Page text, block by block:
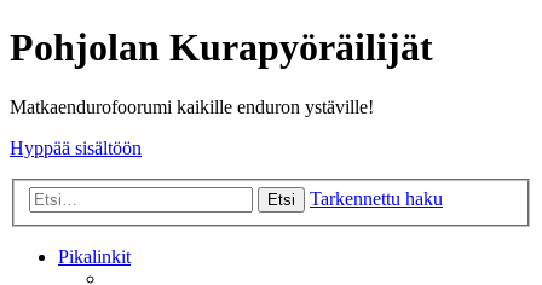
Pohjolan Kurapyöräilijät
Matkaendurofoorumi kaikille enduron ystäville!
Hyppää sisältöön
Etsi Tarkennettu haku
Pikalinkit